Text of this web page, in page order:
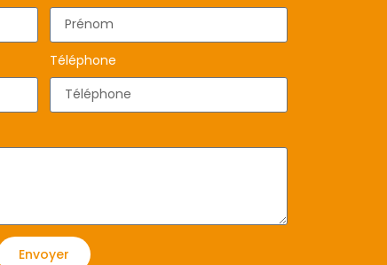
Téléphone
Envoyer